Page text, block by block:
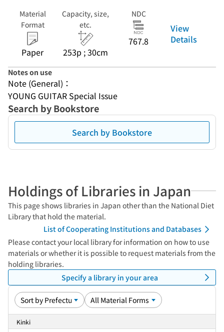
Material
Format
Paper
Capacity, size,
etc.
253p ; 30cm
NDC
767.8
View
Details
Notes on use
Note (General)：
YOUNG GUITAR Special Issue
Search by Bookstore
Search by Bookstore
Holdings of Libraries in Japan
This page shows libraries in Japan other than the National Diet
Library that hold the material.
List of Cooperating Institutions and Databases
Please contact your local library for information on how to use
materials or whether it is possible to request materials from the
holding libraries.
Specify a library in your area
Kinki